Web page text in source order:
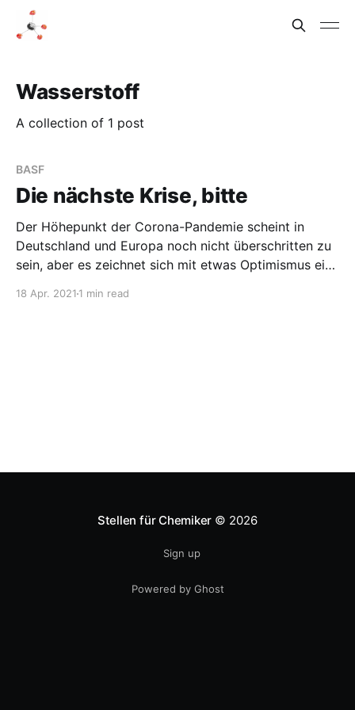
Wasserstoff
A collection of 1 post
BASF
Die nächste Krise, bitte
Der Höhepunkt der Corona-Pandemie scheint in
Deutschland und Europa noch nicht überschritten zu
sein, aber es zeichnet sich mit etwas Optimismus eine
Zeit also, den Blick wieder auf die Klimakrise zu
18 Apr. 2021 1 min read
Stellen für Chemiker © 2026
Sign up
Powered by Ghost